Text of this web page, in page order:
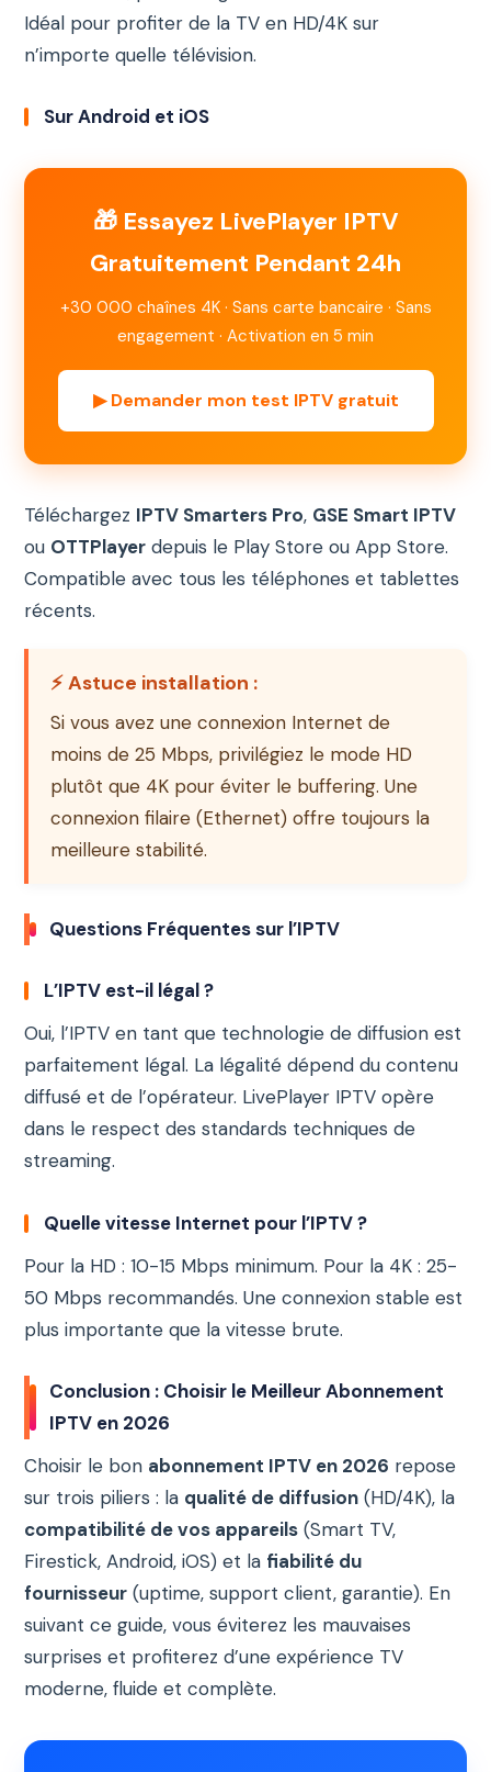
Idéal pour profiter de la TV en HD/4K sur
n’importe quelle télévision.
Sur Android et iOS
🎁 Essayez LivePlayer IPTV
Gratuitement Pendant 24h
+30 000 chaînes 4K · Sans carte bancaire · Sans
engagement · Activation en 5 min
▶ Demander mon test IPTV gratuit
Téléchargez IPTV Smarters Pro, GSE Smart IPTV
ou OTTPlayer depuis le Play Store ou App Store.
Compatible avec tous les téléphones et tablettes
récents.
⚡ Astuce installation :
Si vous avez une connexion Internet de
moins de 25 Mbps, privilégiez le mode HD
plutôt que 4K pour éviter le buffering. Une
connexion filaire (Ethernet) offre toujours la
meilleure stabilité.
Questions Fréquentes sur l’IPTV
L’IPTV est-il légal ?
Oui, l’IPTV en tant que technologie de diffusion est
parfaitement légal. La légalité dépend du contenu
diffusé et de l’opérateur. LivePlayer IPTV opère
dans le respect des standards techniques de
streaming.
Quelle vitesse Internet pour l’IPTV ?
Pour la HD : 10-15 Mbps minimum. Pour la 4K : 25-
50 Mbps recommandés. Une connexion stable est
plus importante que la vitesse brute.
Conclusion : Choisir le Meilleur Abonnement
IPTV en 2026
Choisir le bon abonnement IPTV en 2026 repose
sur trois piliers : la qualité de diffusion (HD/4K), la
compatibilité de vos appareils (Smart TV,
Firestick, Android, iOS) et la fiabilité du
fournisseur (uptime, support client, garantie). En
suivant ce guide, vous éviterez les mauvaises
surprises et profiterez d’une expérience TV
moderne, fluide et complète.